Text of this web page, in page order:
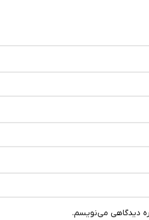
دیدگاهی می‌نویسم.